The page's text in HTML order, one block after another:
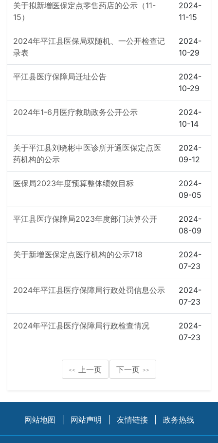
关于拟新增医保定点零售药店的公示（11-
15）
2024-
11-15
2024年平江县医保局双随机、一公开检查记
录表
2024-
10-29
平江县医疗保障局迁址公告
2024-
10-29
2024年1-6月医疗救助政务公开公示
2024-
10-14
关于平江县刘晓彬中医诊所开通医保定点医
药机构的公示
2024-
09-12
医保局2023年度预算整体绩效目标
2024-
09-05
平江县医疗保障局2023年度部门决算公开
2024-
08-09
关于新增医保定点医疗机构的公示718
2024-
07-23
2024年平江县医疗保障局行政处罚信息公示
2024-
07-23
2024年平江县医疗保障局行政检查情况
2024-
07-23
<< 上一页 下一页 >>
网站地图 网站声明 友情链接 政务热线